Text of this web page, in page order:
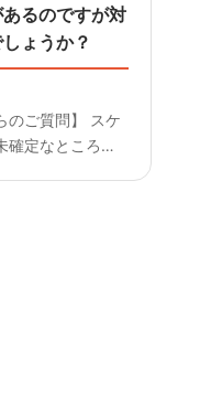
るのですが対
ょうか？
のご質問】 スケ
確定なところが